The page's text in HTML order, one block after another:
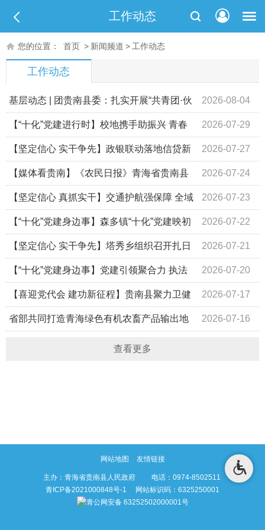
工作动态
您的位置： 首页 > 新闻频道 > 工作动态
工作动态
2026-08-04
基层动态 | 团贵南县委：扎实开展“共青团·伙
伴计划”暑期青少年托管服务 2026-07-29
【“十化”党建进行时】校地携手助振兴 青春
赋能暖乡村 2026-07-27
【坚定信心 实干争先】政银联动落地信贷新
政 金融赋能助力乡村振兴 2026-07-24
【媒体看贵南】《农民日报》青海省贵南县
治沙30年——从“沙进人退”到“绿进沙退” 2026-07-23
【坚定信心 真抓实干】交通护航强保障 全域
保畅优环境——县交通运输局多措并举筑牢各类活动道路通
行安全防线
2026-07-22
【“十化”党建身边事】森多镇“十化”党建映初
心 护航转场暖民心 2026-07-21
【坚定信心 实干争先】塔秀乡组织召开扎日
干村生态禁牧及草原法律法规宣讲大会 2026-07-20
【“十化”党建身边事】党建引领聚合力 执法
为民践初心——贵南县综合行政执法局下沉联点村开展主题
党日活动
2026-07-17
【喜迎党代会 建功新征程】贵南县聚力卫健
事业发展 交出民生保障满意答卷 2026-07-16
省部共同打造青海绿色有机农畜产品输出地
查看更多
网站地图 友情链接
主办：青海省贵南县人民政府 电话：0974-8502511
青ICP备2021000848号-1 网站标识码：6325250001
青公网安备 63252502000001号